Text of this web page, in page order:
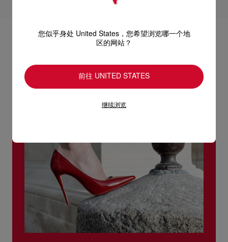
送货日期起计30天内可以免费退换。
专门店恕不处理退货或换货要求。
退回的产品必须完好无损，红鞋底也没有任何污渍。
您似乎身处 United States，您希望浏览哪一个地
区的网站？
前往 UNITED STATES
继续浏览